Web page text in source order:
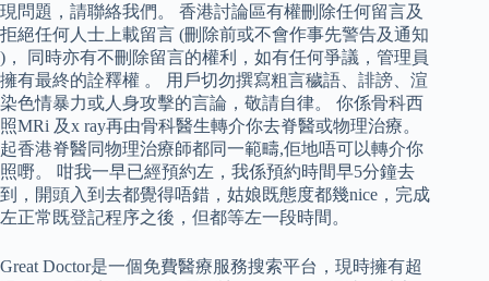
現問題，請聯絡我們。 香港討論區有權刪除任何留言及
拒絕任何人士上載留言 (刪除前或不會作事先警告及通知
)， 同時亦有不刪除留言的權利，如有任何爭議，管理員
擁有最終的詮釋權 。 用戶切勿撰寫粗言穢語、誹謗、渲
染色情暴力或人身攻擊的言論，敬請自律。 你係骨科西
照MRi 及x ray再由骨科醫生轉介你去脊醫或物理治療。
起香港脊醫同物理治療師都同一範疇,佢地唔可以轉介你
照嘢。 咁我一早已經預約左，我係預約時間早5分鐘去
到，開頭入到去都覺得唔錯，姑娘既態度都幾nice，完成
左正常既登記程序之後，但都等左一段時間。
Great Doctor是一個免費醫療服務搜索平台，現時擁有超